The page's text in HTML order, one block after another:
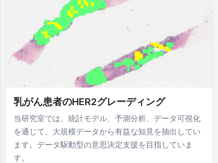
乳がん患者のHER2グレーディング
当研究室では、統計モデル、予測分析、データ可視化
を通じて、大規模データから有益な知見を抽出してい
ます。データ駆動型の意思決定支援を目指していま
す。